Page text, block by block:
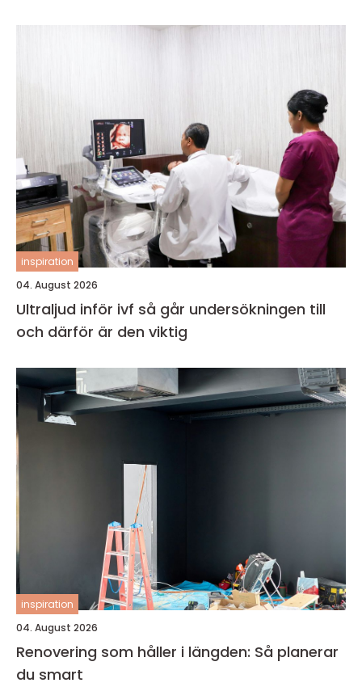
inspiration
04. August 2026
Ultraljud inför ivf så går undersökningen till
och därför är den viktig
inspiration
04. August 2026
Renovering som håller i längden: Så planerar
du smart